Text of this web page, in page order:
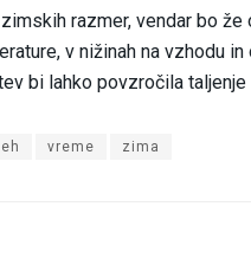
razmer, vendar bo
v nižinah na vzhodu
bi lahko povzročila
vreme zima